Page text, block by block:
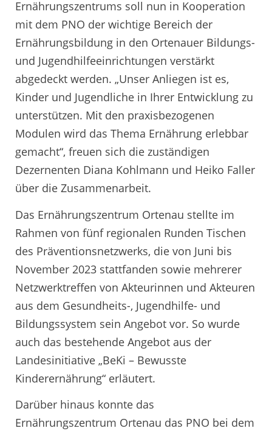
Ernährungszentrums soll nun in Kooperation
mit dem PNO der wichtige Bereich der
Ernährungsbildung in den Ortenauer Bildungs-
und Jugendhilfeeinrichtungen verstärkt
abgedeckt werden. „Unser Anliegen ist es,
Kinder und Jugendliche in Ihrer Entwicklung zu
unterstützen. Mit den praxisbezogenen
Modulen wird das Thema Ernährung erlebbar
gemacht“, freuen sich die zuständigen
Dezernenten Diana Kohlmann und Heiko Faller
über die Zusammenarbeit.
Das Ernährungszentrum Ortenau stellte im
Rahmen von fünf regionalen Runden Tischen
des Präventionsnetzwerks, die von Juni bis
November 2023 stattfanden sowie mehrerer
Netzwerktreffen von Akteurinnen und Akteuren
aus dem Gesundheits-, Jugendhilfe- und
Bildungssystem sein Angebot vor. So wurde
auch das bestehende Angebot aus der
Landesinitiative „BeKi – Bewusste
Kinderernährung“ erläutert.
Darüber hinaus konnte das
Ernährungszentrum Ortenau das PNO bei dem